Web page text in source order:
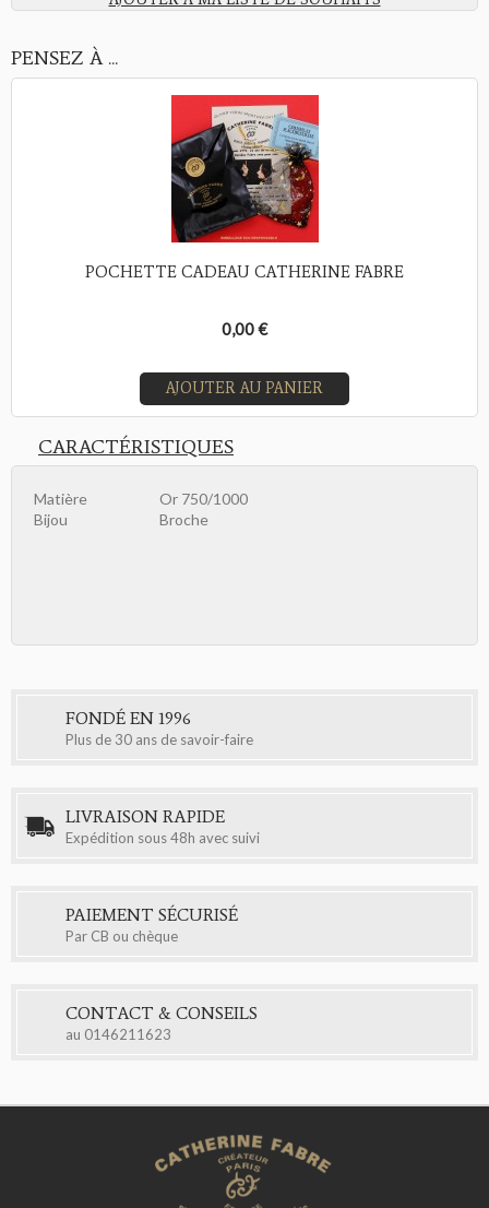
PENSEZ À ...
POCHETTE CADEAU CATHERINE FABRE
0,00 €
AJOUTER AU PANIER
CARACTÉRISTIQUES
Matière
Or 750/1000
Bijou
Broche
FONDÉ EN 1996
Plus de 30 ans de savoir-faire
LIVRAISON RAPIDE
Expédition sous 48h avec suivi
PAIEMENT SÉCURISÉ
Par CB ou chèque
CONTACT & CONSEILS
au 0146211623